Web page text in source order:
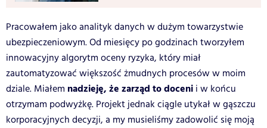
Pracowałem jako analityk danych w dużym towarzystwie
ubezpieczeniowym. Od miesięcy po godzinach tworzyłem
innowacyjny algorytm oceny ryzyka, który miał
zautomatyzować większość żmudnych procesów w moim
dziale. Miałem nadzieję, że zarząd to doceni i w końcu
otrzymam podwyżkę. Projekt jednak ciągle utykał w gąszczu
korporacyjnych decyzji, a my musieliśmy zadowolić się moją